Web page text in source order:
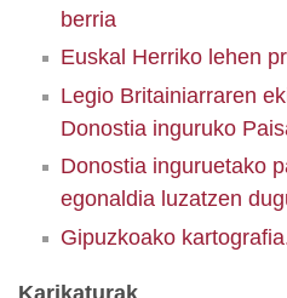
berria
Euskal Herriko lehen
Legio Britainiarraren
Donostia inguruko
Donostia inguruetako
egonaldia luzatzen
Gipuzkoako
Karikaturak